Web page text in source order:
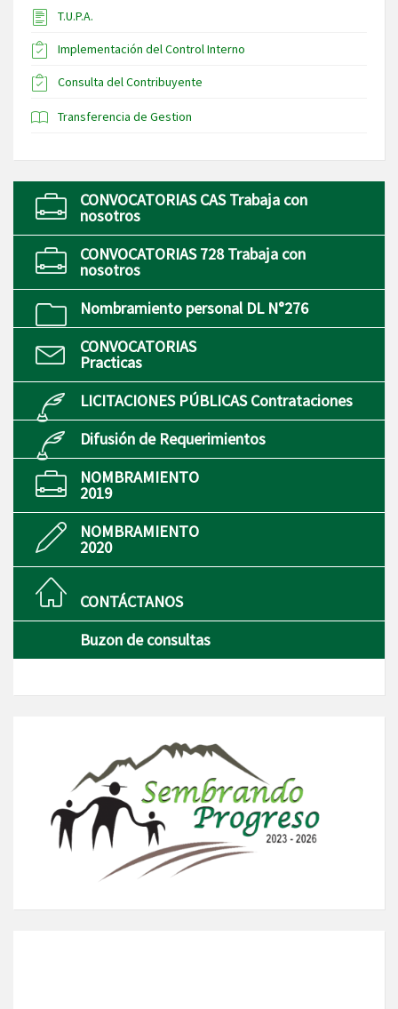
T.U.P.A.
Implementación del Control Interno
Consulta del Contribuyente
Transferencia de Gestion
CONVOCATORIAS CAS Trabaja con
nosotros
CONVOCATORIAS 728 Trabaja con
nosotros
Nombramiento personal DL N°276
CONVOCATORIAS
Practicas
LICITACIONES PÚBLICAS Contrataciones
Difusión de Requerimientos
NOMBRAMIENTO
2019
NOMBRAMIENTO
2020
CONTÁCTANOS
Buzon de consultas